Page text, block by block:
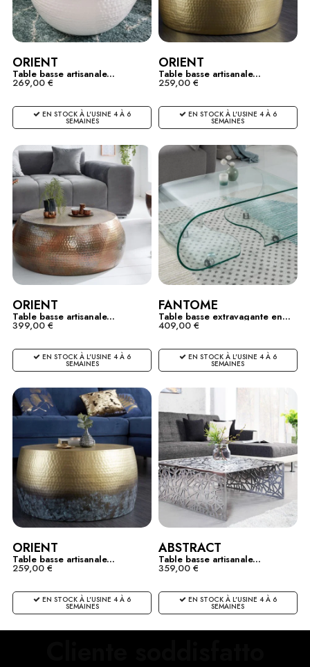
ORIENT
Table basse artisanale...
269,00 €
EN STOCK À L'USINE 4 À 6
SEMAINES
ORIENT
Table basse artisanale...
259,00 €
EN STOCK À L'USINE 4 À 6
SEMAINES
ORIENT
Table basse artisanale...
399,00 €
EN STOCK À L'USINE 4 À 6
SEMAINES
FANTOME
Table basse extravagante en...
409,00 €
EN STOCK À L'USINE 4 À 6
SEMAINES
ORIENT
Table basse artisanale...
259,00 €
EN STOCK À L'USINE 4 À 6
SEMAINES
ABSTRACT
Table basse artisanale...
359,00 €
EN STOCK À L'USINE 4 À 6
SEMAINES